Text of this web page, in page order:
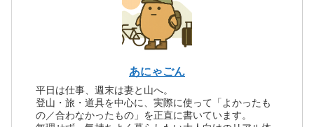
あにゃごん
平日は仕事、週末は妻と山へ。
登山・旅・道具を中心に、実際に使って「よかったも
の／合わなかったもの」を正直に書いています。